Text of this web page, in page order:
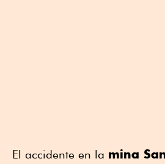
El accidente en la mina